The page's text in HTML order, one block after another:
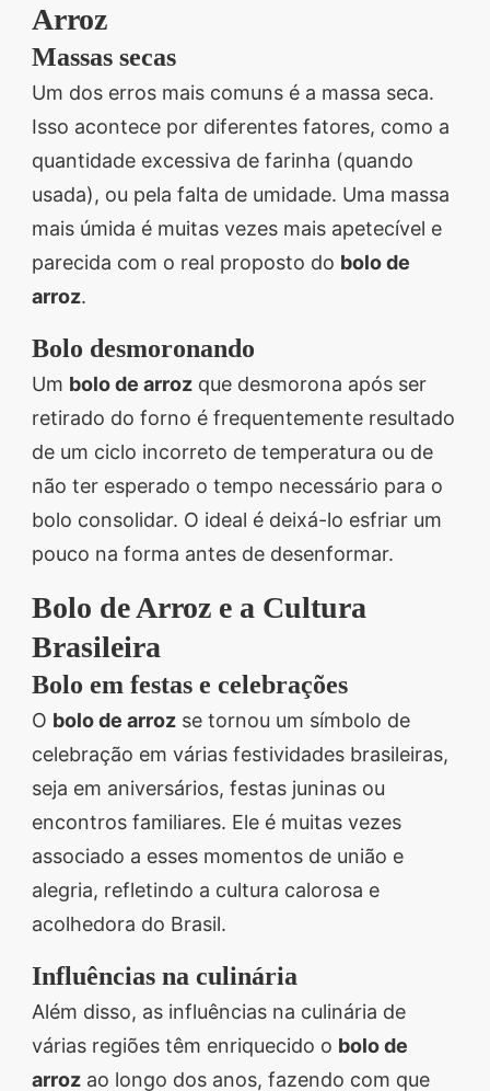
Arroz
Massas secas
Um dos erros mais comuns é a massa seca.
Isso acontece por diferentes fatores, como a
quantidade excessiva de farinha (quando
usada), ou pela falta de umidade. Uma massa
mais úmida é muitas vezes mais apetecível e
parecida com o real proposto do bolo de
arroz.
Bolo desmoronando
Um bolo de arroz que desmorona após ser
retirado do forno é frequentemente resultado
de um ciclo incorreto de temperatura ou de
não ter esperado o tempo necessário para o
bolo consolidar. O ideal é deixá-lo esfriar um
pouco na forma antes de desenformar.
Bolo de Arroz e a Cultura
Brasileira
Bolo em festas e celebrações
O bolo de arroz se tornou um símbolo de
celebração em várias festividades brasileiras,
seja em aniversários, festas juninas ou
encontros familiares. Ele é muitas vezes
associado a esses momentos de união e
alegria, refletindo a cultura calorosa e
acolhedora do Brasil.
Influências na culinária
Além disso, as influências na culinária de
várias regiões têm enriquecido o bolo de
arroz ao longo dos anos, fazendo com que